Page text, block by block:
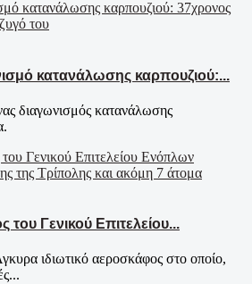
κατανάλωσης καρπουζιού:...
διαγωνισμός κατανάλωσης
Γενικού Επιτελείου...
ιδιωτικό αεροσκάφος στο οποίο,